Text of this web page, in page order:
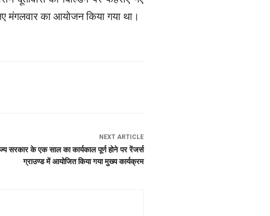
मंगलवार का आयोजन किया गया था।
NEXT ARTICLE
सरकार के एक साल का कार्यकाल पूर्ण होने पर रेंजर्स
ग्राउण्ड में आयोजित किया गया मुख्य कार्यक्रम